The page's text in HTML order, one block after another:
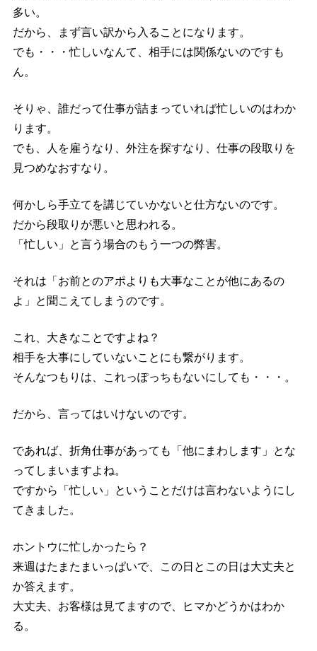
多い。
だから、まず言い訳から入ることになります。
でも・・・忙しいなんて、相手には関係ないのですも
ん。
そりゃ、誰だって仕事が詰まっていれば忙しいのはわか
ります。
でも、人を雇うなり、外注を探すなり、仕事の段取りを
見つめなおすなり。
何かしら手立てを講じていかないと仕方ないのです。
だから段取りが悪いと思われる。
「忙しい」と言う場合のもう一つの弊害。
それは「お前とのアポよりも大事なことが他にあるの
よ」と聞こえてしまうのです。
これ、大きなことですよね？
相手を大事にしていないことにも繋がります。
そんなつもりは、これっぽっちもないにしても・・・。
だから、言ってはいけないのです。
であれば、折角仕事があっても「他にまわします」とな
ってしまいますよね。
ですから「忙しい」ということだけは言わないようにし
てきました。
ホントウに忙しかったら？
来週はたまたまいっぱいで、この日とこの日は大丈夫と
か答えます。
大丈夫、お客様は見てますので、ヒマかどうかはわか
る。